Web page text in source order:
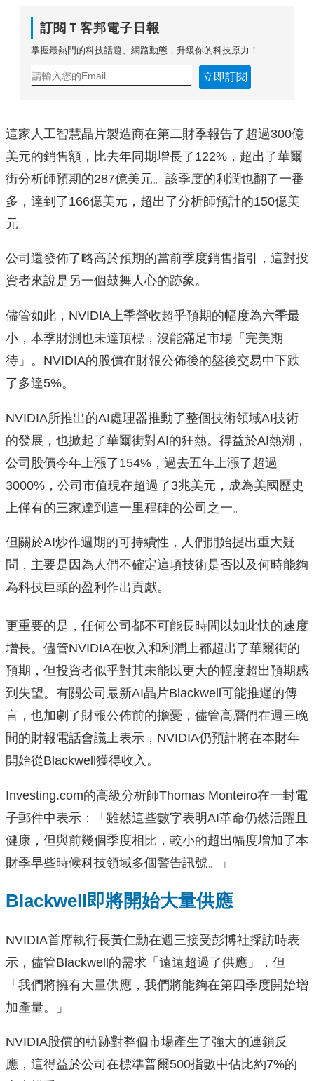
訂閱Ｔ客邦電子日報
掌握最熱門的科技話題、網路動態，升級你的科技原力！
立即訂閱
這家人工智慧晶片製造商在第二財季報告了超過300億
美元的銷售額，比去年同期增長了122%，超出了華爾
街分析師預期的287億美元。該季度的利潤也翻了一番
多，達到了166億美元，超出了分析師預計的150億美
元。
公司還發佈了略高於預期的當前季度銷售指引，這對投
資者來說是另一個鼓舞人心的跡象。
儘管如此，NVIDIA上季營收超乎預期的幅度為六季最
小，本季財測也未達頂標，沒能滿足市場「完美期
待」。NVIDIA的股價在財報公佈後的盤後交易中下跌
了多達5%。
NVIDIA所推出的AI處理器推動了整個技術領域AI技術
的發展，也掀起了華爾街對AI的狂熱。得益於AI熱潮，
公司股價今年上漲了154%，過去五年上漲了超過
3000%，公司市值現在超過了3兆美元，成為美國歷史
上僅有的三家達到這一里程碑的公司之一。
但關於AI炒作週期的可持續性，人們開始提出重大疑
問，主要是因為人們不確定這項技術是否以及何時能夠
為科技巨頭的盈利作出貢獻。
更重要的是，任何公司都不可能長時間以如此快的速度
增長。儘管NVIDIA在收入和利潤上都超出了華爾街的
預期，但投資者似乎對其未能以更大的幅度超出預期感
到失望。有關公司最新AI晶片Blackwell可能推遲的傳
言，也加劇了財報公佈前的擔憂，儘管高層們在週三晚
間的財報電話會議上表示，NVIDIA仍預計將在本財年
開始從Blackwell獲得收入。
Investing.com的高級分析師Thomas Monteiro在一封電
子郵件中表示：「雖然這些數字表明AI革命仍然活躍且
健康，但與前幾個季度相比，較小的超出幅度增加了本
財季早些時候科技領域多個警告訊號。」
Blackwell即將開始大量供應
NVIDIA首席執行長黃仁勳在週三接受彭博社採訪時表
示，儘管Blackwell的需求「遠遠超過了供應」，但
「我們將擁有大量供應，我們將能夠在第四季度開始增
加產量。」
NVIDIA股價的軌跡對整個市場產生了強大的連鎖反
應，這得益於公司在標準普爾500指數中佔比約7%的